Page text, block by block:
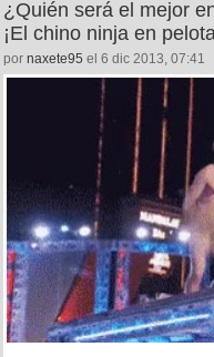
¿Quién será el mejor
¡El chino ninja en
por naxete95 el 6 dic 2013, 07:41